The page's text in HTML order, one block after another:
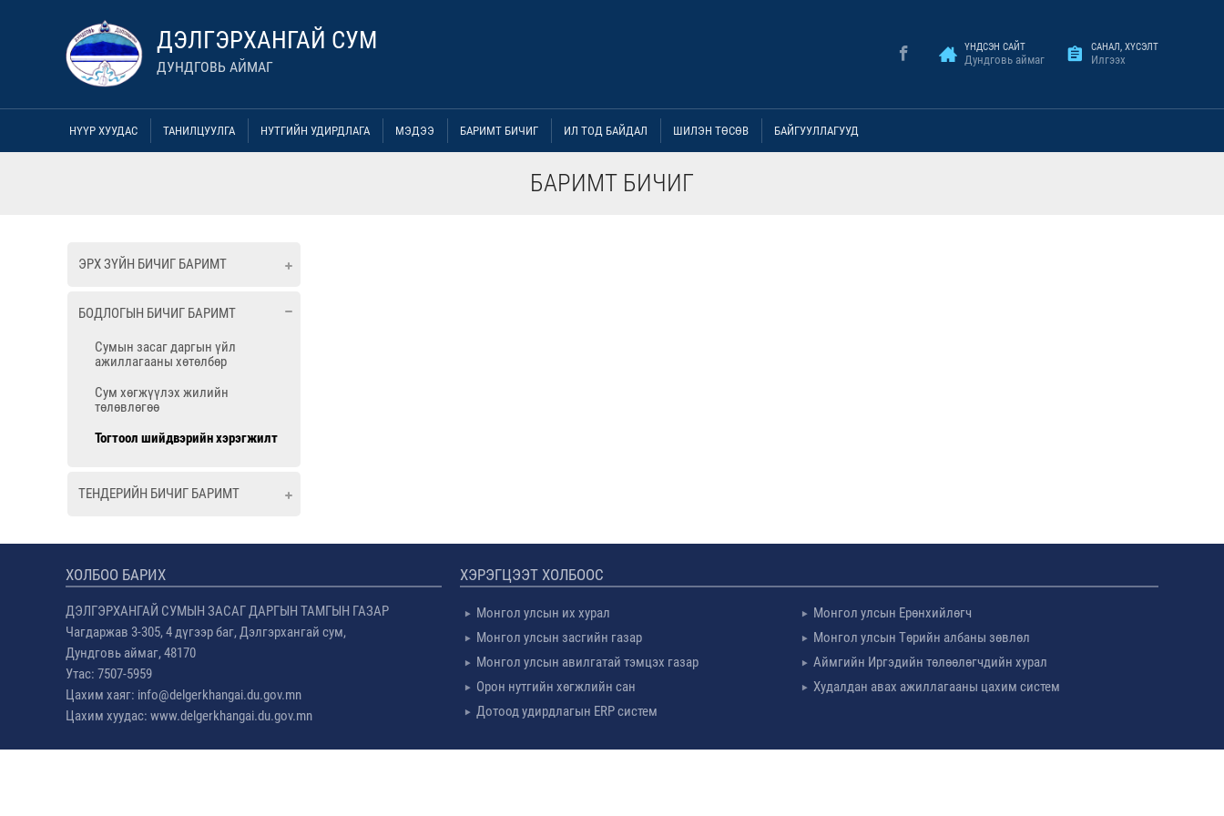
ДЭЛГЭРХАНГАЙ СУМ
ДУНДГОВЬ АЙМАГ
ҮНДСЭН САЙТ
Дундговь аймаг
САНАЛ, ХҮСЭЛТ
Илгээх
НҮҮР ХУУДАС ТАНИЛЦУУЛГА НУТГИЙН УДИРДЛАГА МЭДЭЭ БАРИМТ БИЧИГ ИЛ ТОД БАЙДАЛ ШИЛЭН ТӨСӨВ БАЙГУУЛЛАГУУД
БАРИМТ БИЧИГ
ЭРХ ЗҮЙН БИЧИГ БАРИМТ
БОДЛОГЫН БИЧИГ БАРИМТ
Сумын засаг даргын үйл
ажиллагааны хөтөлбөр
Сум хөгжүүлэх жилийн
төлөвлөгөө
Тогтоол шийдвэрийн хэрэгжилт
ТЕНДЕРИЙН БИЧИГ БАРИМТ
ХОЛБОО БАРИХ
ДЭЛГЭРХАНГАЙ СУМЫН ЗАСАГ ДАРГЫН ТАМГЫН ГАЗАР
Чагдаржав 3-305, 4 дүгээр баг, Дэлгэрхангай сум,
Дундговь аймаг, 48170
Утас: 7507-5959
Цахим хаяг: info@delgerkhangai.du.gov.mn
Цахим хуудас: www.delgerkhangai.du.gov.mn
ХЭРЭГЦЭЭТ ХОЛБООС
Монгол улсын их хурал
Монгол улсын Ерөнхийлөгч
Монгол улсын засгийн газар
Монгол улсын Төрийн албаны зөвлөл
Монгол улсын авилгатай тэмцэх газар
Аймгийн Иргэдийн төлөөлөгчдийн хурал
Орон нутгийн хөгжлийн сан
Худалдан авах ажиллагааны цахим систем
Дотоод удирдлагын ERP систем